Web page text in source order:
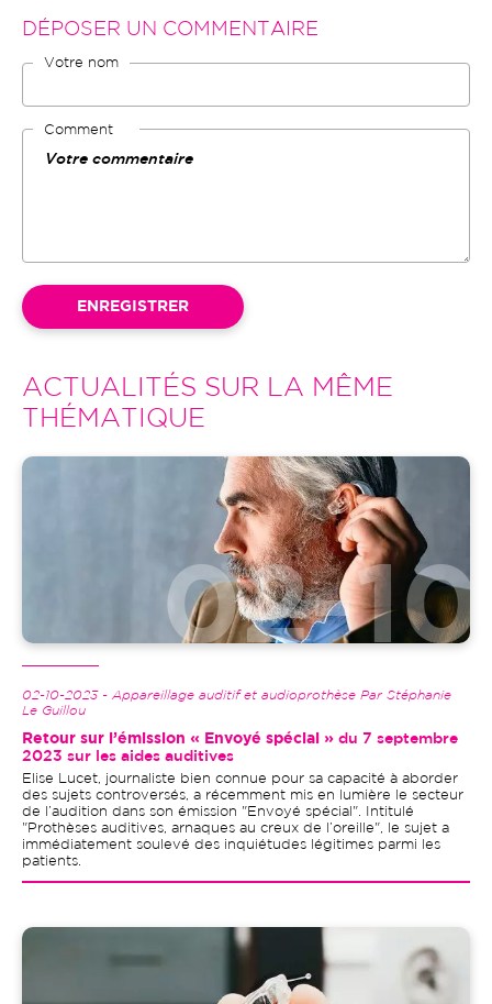
DÉPOSER UN COMMENTAIRE
Votre nom
Comment
ACTUALITÉS SUR LA MÊME
THÉMATIQUE
Image
02-10-2023 - Appareillage auditif et audioprothèse Par Stéphanie
Le Guillou
Retour sur l’émission « Envoyé spécial » du 7 septembre
2023 sur les aides auditives
Elise Lucet, journaliste bien connue pour sa capacité à aborder
des sujets controversés, a récemment mis en lumière le secteur
de l’audition dans son émission "Envoyé spécial". Intitulé
"Prothèses auditives, arnaques au creux de l’oreille", le sujet a
immédiatement soulevé des inquiétudes légitimes parmi les
patients.
Image